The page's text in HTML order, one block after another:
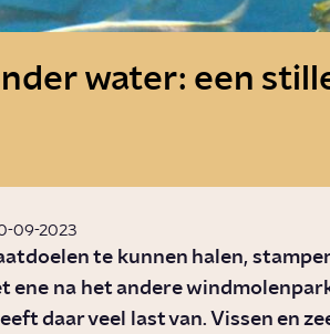
water: een
09-2023
te kunnen halen,
ene na het andere
daar veel last van. Vissen en